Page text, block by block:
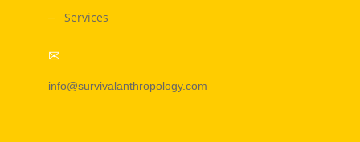
Services
info@survivalanthropology.com